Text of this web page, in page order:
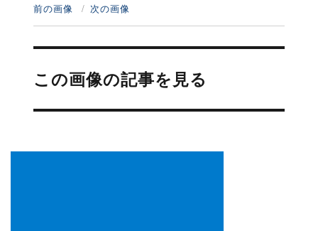
前の画像 次の画像
投
ナ
ビ
ー
この画像の記事を見る